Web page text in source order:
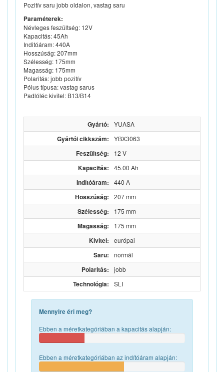
Pozitív saru jobb oldalon, vastag saru
Paraméterek:
Névleges feszültség: 12V
Kapacitás: 45Ah
Inditóáram: 440A
Hosszúság: 207mm
Szélesség: 175mm
Magasság: 175mm
Polaritás: jobb pozitív
Pólus típusa: vastag sarus
Padlóléc kivitel: B13/B14
Gyártó: YUASA
Gyártói cikkszám: YBX3063
Feszültség: 12 V
Kapacitás: 45.00 Ah
Indítóáram: 440 A
Hosszúság: 207 mm
Szélesség: 175 mm
Magasság: 175 mm
Kivitel: európai
Saru: normál
Polaritás: jobb
Technológia: SLI
Mennyire éri meg?
Ebben a méretkategóriában a kapacitás alapján:
Ebben a méretkategóriában az indítóáram alapján: